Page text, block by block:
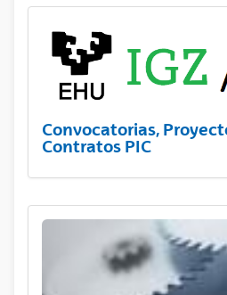
Convocatorias,
Contratos PIC